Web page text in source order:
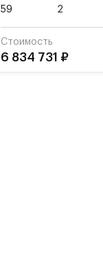
59
2
Стоимость
6 834 731 ₽